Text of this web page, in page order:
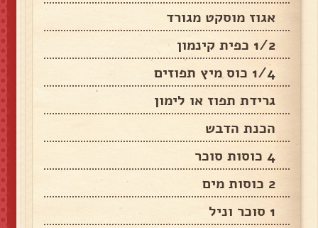
אגוז מוסקט מגורד
1/2 כפית קינמון
1/4 כוס מיץ תפוזים
גרידת תפוז או לימון
הכנת הדבש
4 כוסות סוכר
2 כוסות מים
1 סוכר וניל